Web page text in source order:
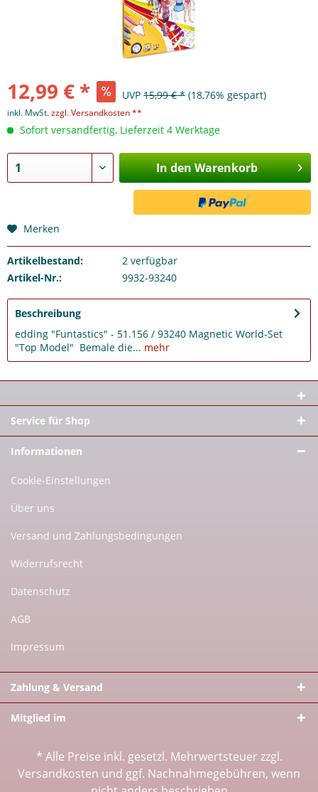
12,99 € * UVP 15,99 € * (18,76% gespart)
inkl. MwSt.zzgl. Versandkosten **
Sofort versandfertig, Lieferzeit 4 Werktage
In den Warenkorb
Merken
Artikelbestand: 2verfügbar
Artikel-Nr.:
9932-93240
Beschreibung
edding "Funtastics" - 51.156 / 93240 Magnetic World-Set
"Top Model" Bemale die... mehr
Service für Shop
Informationen
Cookie-Einstellungen
Über uns
Versand und Zahlungsbedingungen
Widerrufsrecht
Datenschutz
AGB
Impressum
Zahlung & Versand
Mitglied im
* Alle Preise inkl. gesetzl. Mehrwertsteuer zzgl.
Versandkosten und ggf. Nachnahmegebühren, wenn